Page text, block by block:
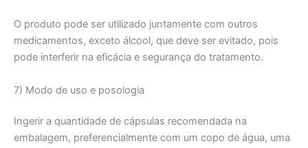
O produto pode ser utilizado juntamente com outros
medicamentos, exceto álcool, que deve ser evitado, pois
pode interferir na eficácia e segurança do tratamento.
7) Modo de uso e posologia
Ingerir a quantidade de cápsulas recomendada na
embalagem, preferencialmente com um copo de água, uma